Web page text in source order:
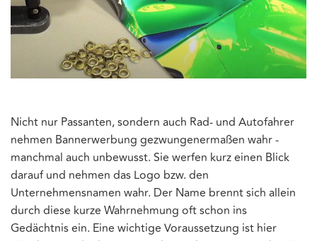
Nicht nur Passanten, sondern auch Rad- und Autofahrer
nehmen Bannerwerbung gezwungenermaßen wahr -
manchmal auch unbewusst. Sie werfen kurz einen Blick
darauf und nehmen das Logo bzw. den
Unternehmensnamen wahr. Der Name brennt sich allein
durch diese kurze Wahrnehmung oft schon ins
Gedächtnis ein. Eine wichtige Voraussetzung ist hier